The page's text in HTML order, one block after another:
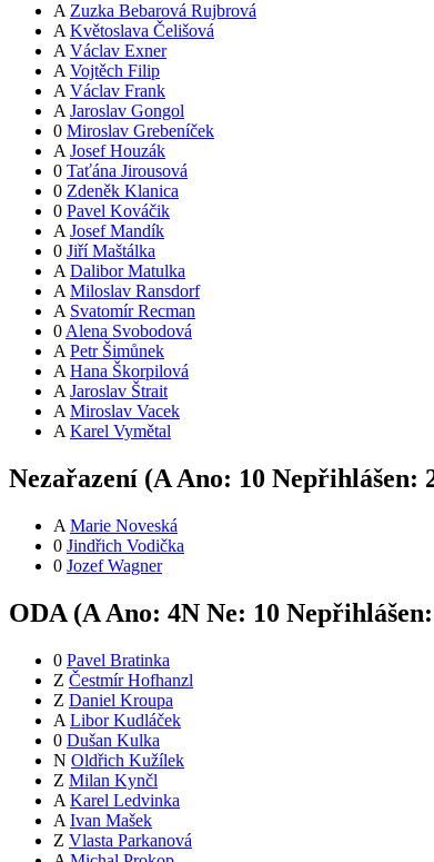
A Zuzka Bebarová Rujbrová
A Květoslava Čelišová
A Václav Exner
A Vojtěch Filip
A Václav Frank
A Jaroslav Gongol
0 Miroslav Grebeníček
A Josef Houzák
0 Taťána Jirousová
0 Zdeněk Klanica
0 Pavel Kováčik
A Josef Mandík
0 Jiří Maštálka
A Dalibor Matulka
A Miloslav Ransdorf
A Svatomír Recman
0 Alena Svobodová
A Petr Šimůnek
A Hana Škorpilová
A Jaroslav Štrait
A Miroslav Vacek
A Karel Vymětal
Nezařazení (A Ano: 10 Nepřihlášen:
A Marie Noveská
0 Jindřich Vodička
0 Jozef Wagner
ODA (A Ano: 4N Ne: 10 Nepřihlášen:
0 Pavel Bratinka
Z Čestmír Hofhanzl
Z Daniel Kroupa
A Libor Kudláček
0 Dušan Kulka
N Oldřich Kužílek
Z Milan Kynčl
A Karel Ledvinka
A Ivan Mašek
Z Vlasta Parkanová